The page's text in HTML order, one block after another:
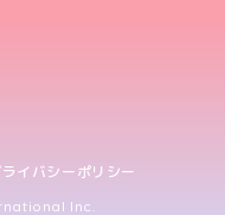
イバシーポリシー
Inc.